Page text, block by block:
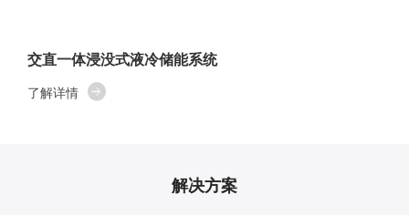
交直一体浸没式液冷储能系统
了解详情
解决方案